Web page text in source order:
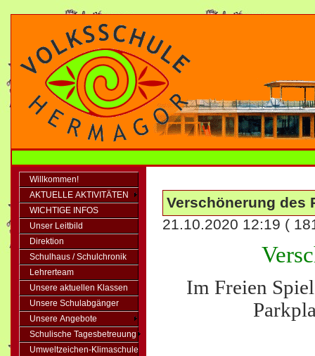
Willkommen!
AKTUELLE AKTIVITÄTEN
WICHTIGE INFOS
Unser Leitbild
Direktion
Schulhaus / Schulchronik
Lehrerteam
Unsere aktuellen Klassen
Unsere Schulabgänger
Unsere Angebote
Schulische Tagesbetreuung
Umweltzeichen-Klimaschule
Verschönerung des
21.10.2020 12:19 (
Im Freien